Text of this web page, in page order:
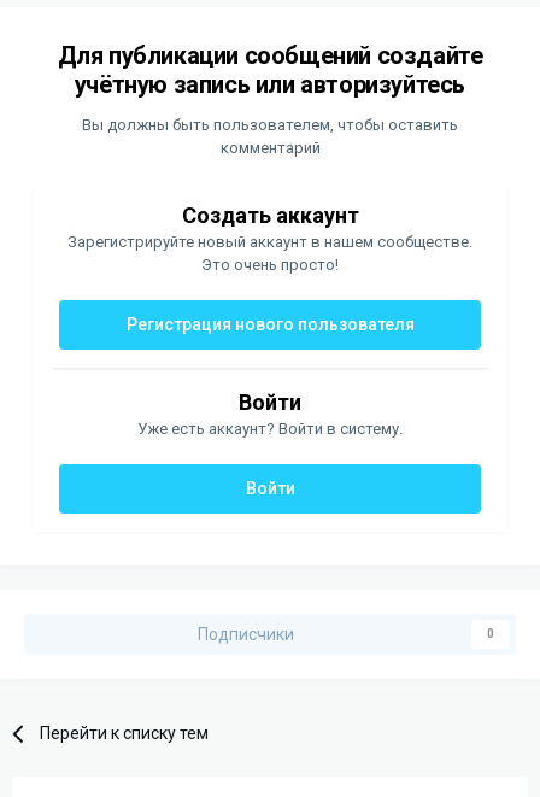
Для публикации сообщений создайте
учётную запись или авторизуйтесь
Вы должны быть пользователем, чтобы оставить
комментарий
Создать аккаунт
Зарегистрируйте новый аккаунт в нашем сообществе.
Это очень просто!
Регистрация нового пользователя
Войти
Уже есть аккаунт? Войти в систему.
Войти
Подписчики 0
Перейти к списку тем